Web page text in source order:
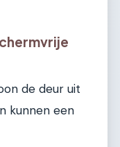
de deur uit
kunnen een